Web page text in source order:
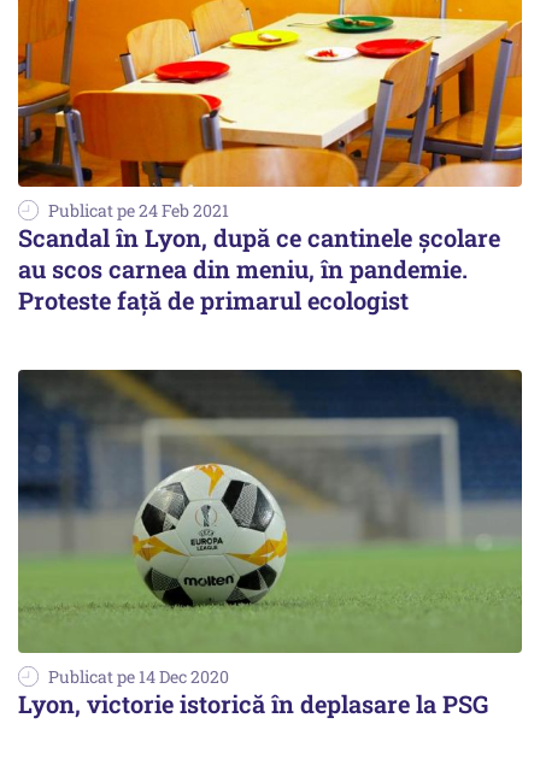
Publicat pe 24 Feb 2021
Scandal în Lyon, după ce cantinele școlare
au scos carnea din meniu, în pandemie.
Proteste față de primarul ecologist
Publicat pe 14 Dec 2020
Lyon, victorie istorică în deplasare la PSG